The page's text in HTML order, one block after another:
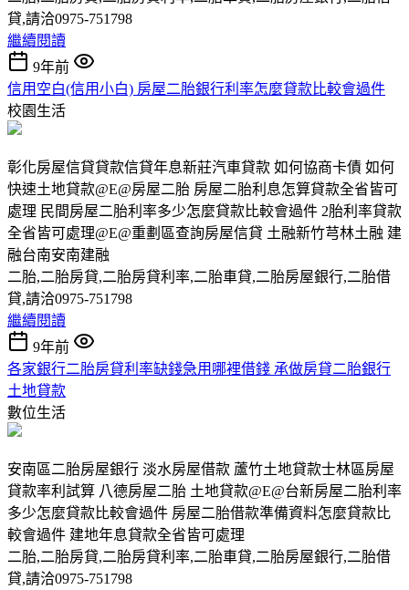
貸,請洽0975-751798
繼續閱讀
9年前
信用空白(信用小白) 房屋二胎銀行利率怎麼貸款比較會過件
校園生活
彰化房屋信貸貸款信貸年息新莊汽車貸款 如何協商卡債 如何
快速土地貸款@E@房屋二胎 房屋二胎利息怎算貸款全省皆可
處理 民間房屋二胎利率多少怎麼貸款比較會過件 2胎利率貸款
全省皆可處理@E@重劃區查詢房屋信貸 土融新竹芎林土融 建
融台南安南建融
二胎,二胎房貸,二胎房貸利率,二胎車貸,二胎房屋銀行,二胎借
貸,請洽0975-751798
繼續閱讀
9年前
各家銀行二胎房貸利率缺錢急用哪裡借錢 承做房貸二胎銀行
土地貸款
數位生活
安南區二胎房屋銀行 淡水房屋借款 蘆竹土地貸款士林區房屋
貸款率利試算 八德房屋二胎 土地貸款@E@台新房屋二胎利率
多少怎麼貸款比較會過件 房屋二胎借款準備資料怎麼貸款比
較會過件 建地年息貸款全省皆可處理
二胎,二胎房貸,二胎房貸利率,二胎車貸,二胎房屋銀行,二胎借
貸,請洽0975-751798